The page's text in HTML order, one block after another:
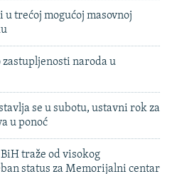
trećoj mogućoj masovnoj
naroda u
se u subotu, ustavni rok za
u ponoć
traže od visokog
status za Memorijalni centar